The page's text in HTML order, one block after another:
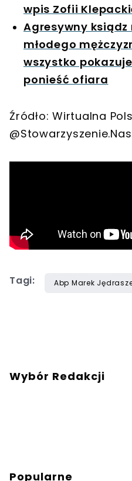
wpis Zofii
Agresywny ksiądz
młodego
wszystko
ponieść ofiara
Źródło: Wirtualna
Tagi: Abp Marek
Wybór Redakcji
Popularne